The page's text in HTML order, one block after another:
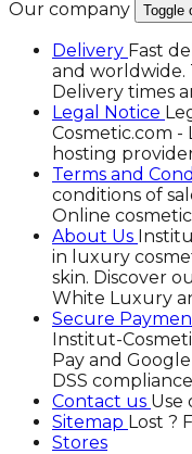
Our company
Toggle
Delivery Fast
and worldwide.
Delivery times
Legal Notice
Cosmetic.com
hosting
Terms and
conditions of
Online
About Us
in luxury
skin. Discover
White Luxury
Secure
Institut-
Pay and
DSS
Contact us Use
Sitemap Lost ?
Stores